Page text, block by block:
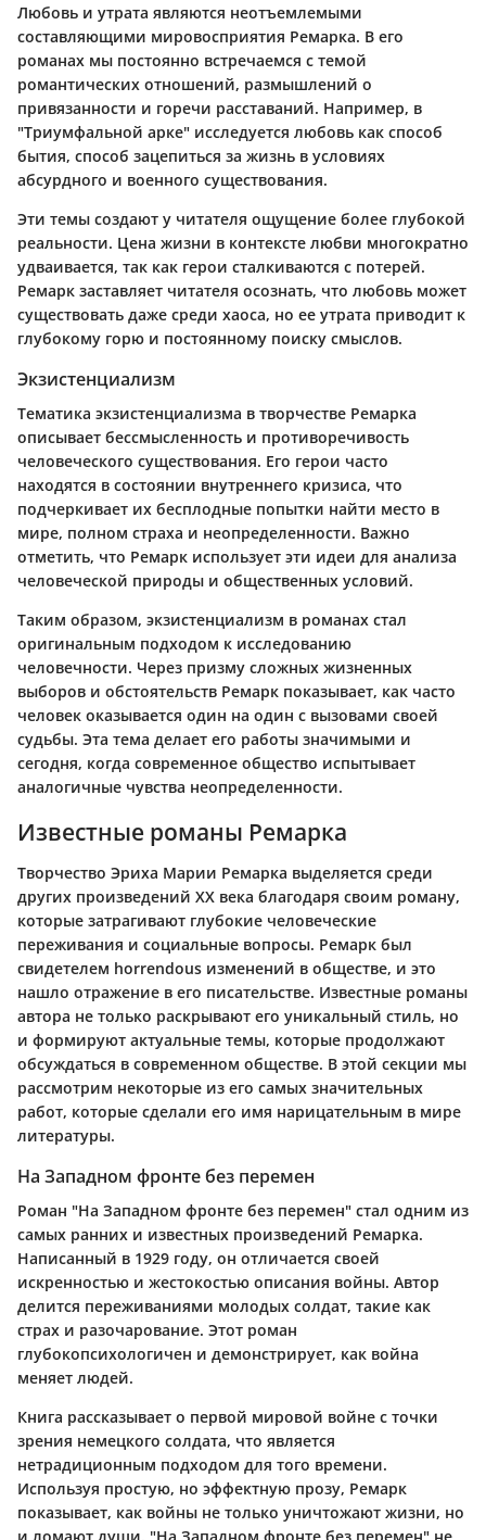
Любовь и утрата являются неотъемлемыми
составляющими мировосприятия Ремарка. В его
романах мы постоянно встречаемся с темой
романтических отношений, размышлений о
привязанности и горечи расставаний. Например, в
"Триумфальной арке" исследуется любовь как способ
бытия, способ зацепиться за жизнь в условиях
абсурдного и военного существования.
Эти темы создают у читателя ощущение более глубокой
реальности. Цена жизни в контексте любви многократно
удваивается, так как герои сталкиваются с потерей.
Ремарк заставляет читателя осознать, что любовь может
существовать даже среди хаоса, но ее утрата приводит к
глубокому горю и постоянному поиску смыслов.
Экзистенциализм
Тематика экзистенциализма в творчестве Ремарка
описывает бессмысленность и противоречивость
человеческого существования. Его герои часто
находятся в состоянии внутреннего кризиса, что
подчеркивает их бесплодные попытки найти место в
мире, полном страха и неопределенности. Важно
отметить, что Ремарк использует эти идеи для анализа
человеческой природы и общественных условий.
Таким образом, экзистенциализм в романах стал
оригинальным подходом к исследованию
человечности. Через призму сложных жизненных
выборов и обстоятельств Ремарк показывает, как часто
человек оказывается один на один с вызовами своей
судьбы. Эта тема делает его работы значимыми и
сегодня, когда современное общество испытывает
аналогичные чувства неопределенности.
Известные романы Ремарка
Творчество Эриха Марии Ремарка выделяется среди
других произведений XX века благодаря своим роману,
которые затрагивают глубокие человеческие
переживания и социальные вопросы. Ремарк был
свидетелем horrendous изменений в обществе, и это
нашло отражение в его писательстве. Известные романы
автора не только раскрывают его уникальный стиль, но
и формируют актуальные темы, которые продолжают
обсуждаться в современном обществе. В этой секции мы
рассмотрим некоторые из его самых значительных
работ, которые сделали его имя нарицательным в мире
литературы.
На Западном фронте без перемен
Роман "На Западном фронте без перемен" стал одним из
самых ранних и известных произведений Ремарка.
Написанный в 1929 году, он отличается своей
искренностью и жестокостью описания войны. Автор
делится переживаниями молодых солдат, такие как
страх и разочарование. Этот роман
глубокопсихологичен и демонстрирует, как война
меняет людей.
Книга рассказывает о первой мировой войне с точки
зрения немецкого солдата, что является
нетрадиционным подходом для того времени.
Используя простую, но эффектную прозу, Ремарк
показывает, как войны не только уничтожают жизни, но